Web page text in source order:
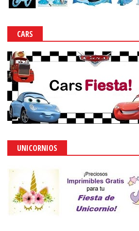
CARS
UNICORNIOS